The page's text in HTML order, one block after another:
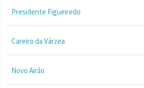
Presidente Figueiredo
Careiro da Várzea
Novo Airão